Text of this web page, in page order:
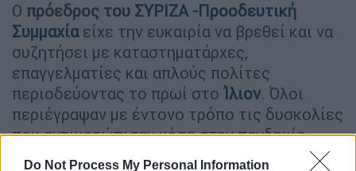
Do Not Process My Personal Information
Ο πρόεδρος του ΣΥΡΙΖΑ -Προοδευτική
Συμμαχίαείχε την ευκαιρία να βρεθεί και να
συζητήσει με καταστηματάρχες,
επαγγελματίες και απλούς πολίτες
περιοδεύοντας το πρωί στο Ίλιον. Όλοι
περιέγραψαν με έντονο τρόπο τις δυσκολίες
που αντιμετώπισαν μέσα στην πανδημία
αφού τοlockdownείχε ως αποτέλεσμα όπως